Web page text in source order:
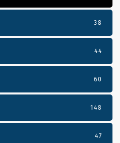
38
44
60
148
47